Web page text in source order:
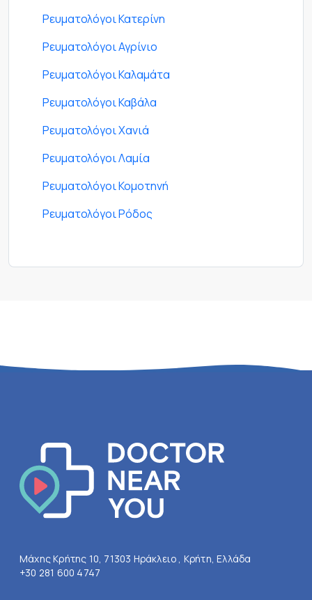
Ρευματολόγοι Κατερίνη
Ρευματολόγοι Αγρίνιο
Ρευματολόγοι Καλαμάτα
Ρευματολόγοι Καβάλα
Ρευματολόγοι Χανιά
Ρευματολόγοι Λαμία
Ρευματολόγοι Κομοτηνή
Ρευματολόγοι Ρόδος
Μάχης Κρήτης 10, 71303 Ηράκλειο , Κρήτη, Ελλάδα
+30 281 600 4747